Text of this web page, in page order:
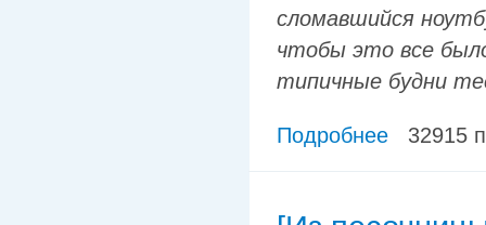
сломавшийся
чтобы это все
типичные будни
Подробнее 32915